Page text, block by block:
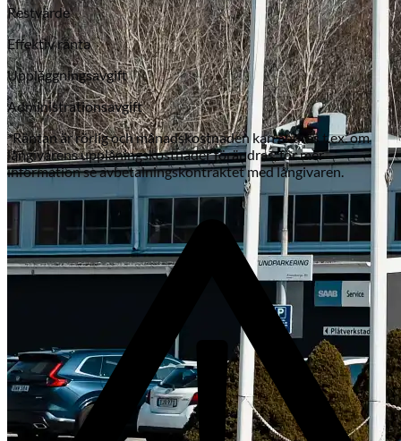
Subaru
Restvärde
Effektiv ränta
Uppläggningsavgift
Administrationsavgift
*Räntan är rörlig och månadskostnaden kan ändras t.ex. om
långivarens upplåningskostnader förändras, för mer
information se avbetalningskontraktet med långivaren.